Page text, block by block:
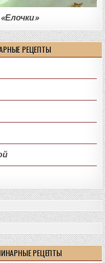
РЕЦЕПТЫ
РЕЦЕПТЫ